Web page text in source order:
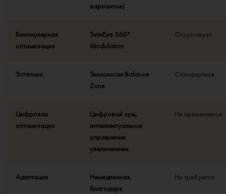
вариантов)
Бинокулярная
оптимизация
TwinEye 360°
Modulation
Отсутствует
Эстетика
Технология Balance
Zone
Стандартная
Цифровая
оптимизация
Цифровой зум,
интеллектуальное
управление
увеличением
Не применяется
Адаптация
Немедленная,
благодаря
Не требуется